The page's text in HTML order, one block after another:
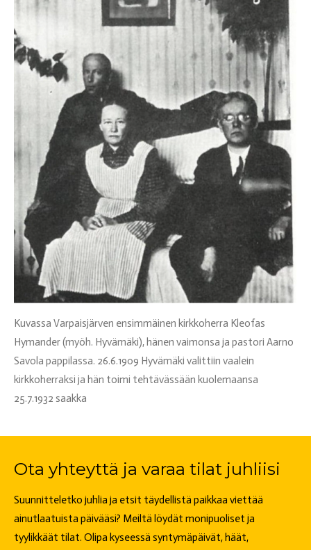
Kuvassa Varpaisjärven ensimmäinen kirkkoherra Kleofas
Hymander (myöh. Hyvämäki), hänen vaimonsa ja pastori Aarno
Savola pappilassa. 26.6.1909 Hyvämäki valittiin vaalein
kirkkoherraksi ja hän toimi tehtävässään kuolemaansa
25.7.1932 saakka
Ota yhteyttä ja varaa tilat juhliisi
Suunnitteletko juhlia ja etsit täydellistä paikkaa viettää
ainutlaatuista päivääsi? Meiltä löydät monipuoliset ja
tyylikkäät tilat. Olipa kyseessä syntymäpäivät, häät,